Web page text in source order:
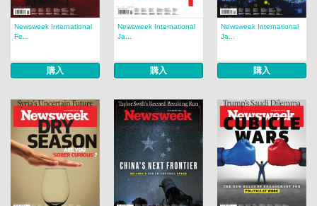
Newsweek International
Fe...
購入
Newsweek International
Ja...
購入
Newsweek International
Ja...
購入